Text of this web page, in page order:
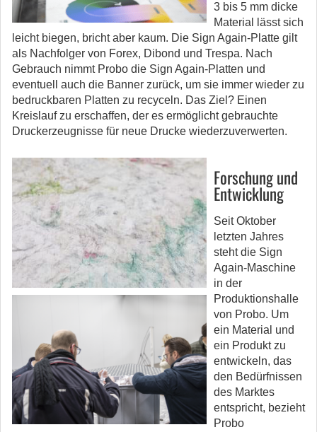
3 bis 5 mm dicke
Material lässt sich
leicht biegen, bricht aber kaum. Die Sign Again-Platte gilt
als Nachfolger von Forex, Dibond und Trespa. Nach
Gebrauch nimmt Probo die Sign Again-Platten und
eventuell auch die Banner zurück, um sie immer wieder zu
bedruckbaren Platten zu recyceln. Das Ziel? Einen
Kreislauf zu erschaffen, der es ermöglicht gebrauchte
Druckerzeugnisse für neue Drucke wiederzuverwerten.
Forschung und
Entwicklung
Seit Oktober
letzten Jahres
steht die Sign
Again-Maschine
in der
Produktionshalle
von Probo. Um
ein Material und
ein Produkt zu
entwickeln, das
den Bedürfnissen
des Marktes
entspricht, bezieht
Probo